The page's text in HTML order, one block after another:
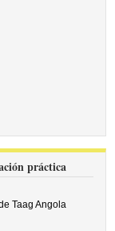
práctica
Taag Angola